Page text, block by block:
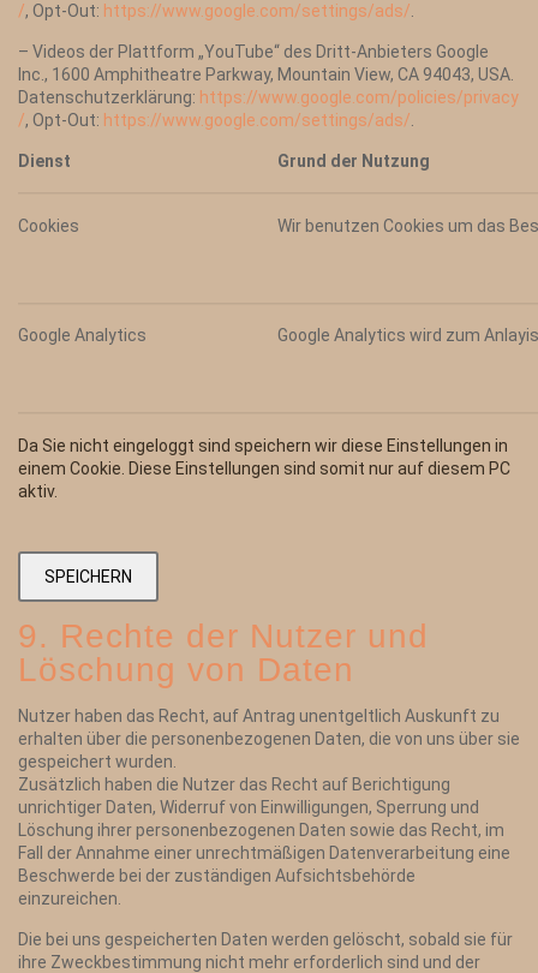
/, Opt-Out: https://www.google.com/settings/ads/
– Videos der Plattform „YouTube“ des Dritt-Anbieters Google
Inc., 1600 Amphitheatre Parkway, Mountain View, CA 94043, USA.
Datenschutzerklärung: https://www.google.com/policies/privacy
/, Opt-Out: https://www.google.com/settings/ads/
Dienst Grund der Nutzung
Cookies Wir benutzen Cookies um das
Google Analytics Google Analytics wird zum
Da Sie nicht eingeloggt sind speichern wir diese Einstellungen in
einem Cookie. Diese Einstellungen sind somit nur auf diesem PC
aktiv.
9. Rechte der Nutzer und
Löschung von Daten
Nutzer haben das Recht, auf Antrag unentgeltlich Auskunft zu
erhalten über die personenbezogenen Daten, die von uns über sie
gespeichert wurden.
Zusätzlich haben die Nutzer das Recht auf Berichtigung
unrichtiger Daten, Widerruf von Einwilligungen, Sperrung und
Löschung ihrer personenbezogenen Daten sowie das Recht, im
Fall der Annahme einer unrechtmäßigen Datenverarbeitung eine
Beschwerde bei der zuständigen Aufsichtsbehörde
einzureichen.
Die bei uns gespeicherten Daten werden gelöscht, sobald sie für
ihre Zweckbestimmung nicht mehr erforderlich sind und der